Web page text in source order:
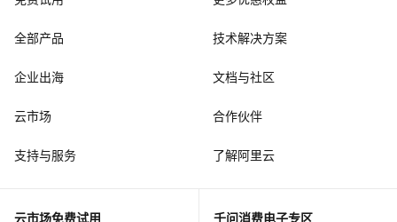
全部产品 技术解决方案
企业出海 文档与社区
云市场 合作伙伴
支持与服务 了解阿里云
云市场免费试用
千问消费电子专区